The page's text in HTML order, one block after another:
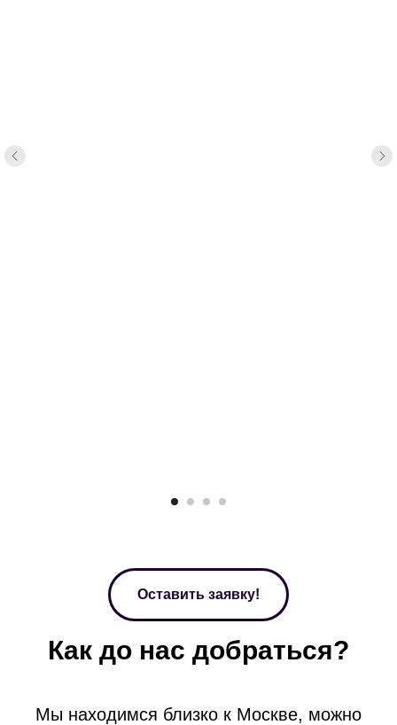
Оставить заявку!
Как до нас добраться?
Мы находимся близко к Москве, можно